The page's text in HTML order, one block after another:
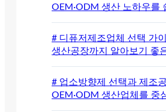
OEM·ODM 생산 노하우를
# 디퓨저제조업체 선택 가
생산공장까지 알아보기 좋
# 업소방향제 선택과 제조
OEM·ODM 생산업체를 중